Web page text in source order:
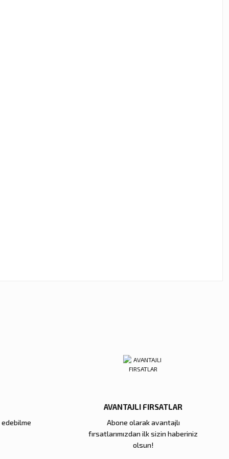
AVANTAJLI FIRSATLAR
Abone olarak avantajlı
fırsatlarımızdan ilk sizin haberiniz
olsun!